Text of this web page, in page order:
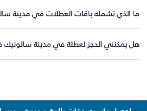
ما الذي تشمله باقات العطلات في مدينة
هل يمكنني الحجز لعطلة في مدينة سالونيك